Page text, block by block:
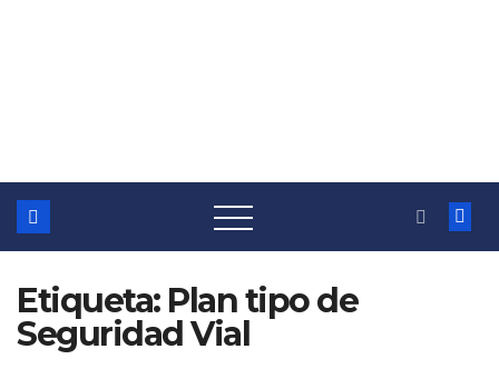
Etiqueta: Plan tipo de
Seguridad Vial